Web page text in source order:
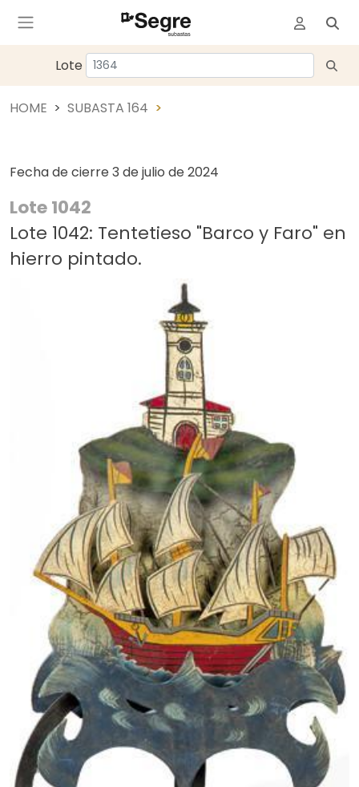
Lote
HOME SUBASTA 164
Fecha de cierre 3 de julio de 2024
Lote 1042
Lote 1042: Tentetieso "Barco y Faro" en
hierro pintado.